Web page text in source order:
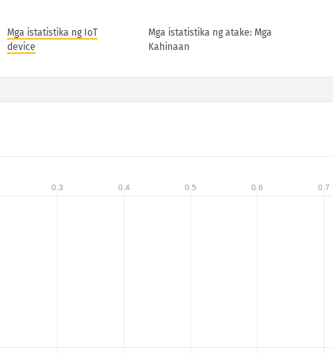
Mga istatistika ng IoT
device
Mga istatistika ng atake: Mga
Kahinaan
0.3 0.4 0.5 0.6 0.7